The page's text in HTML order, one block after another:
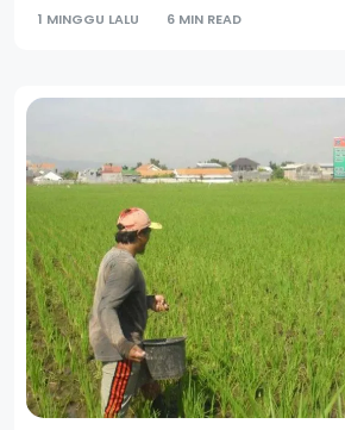
1 MINGGU LALU 6 MIN READ